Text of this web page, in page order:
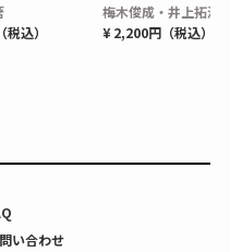
込）
梅木俊成・井上拓海
¥ 2,200円（税込）
い合わせ